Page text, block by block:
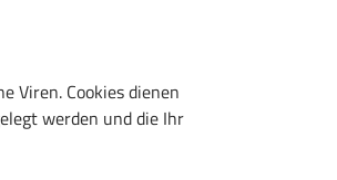
Viren. Cookies dienen
werden und die Ihr